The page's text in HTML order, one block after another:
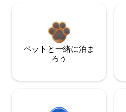
ペットと一緒に泊ま
ろう